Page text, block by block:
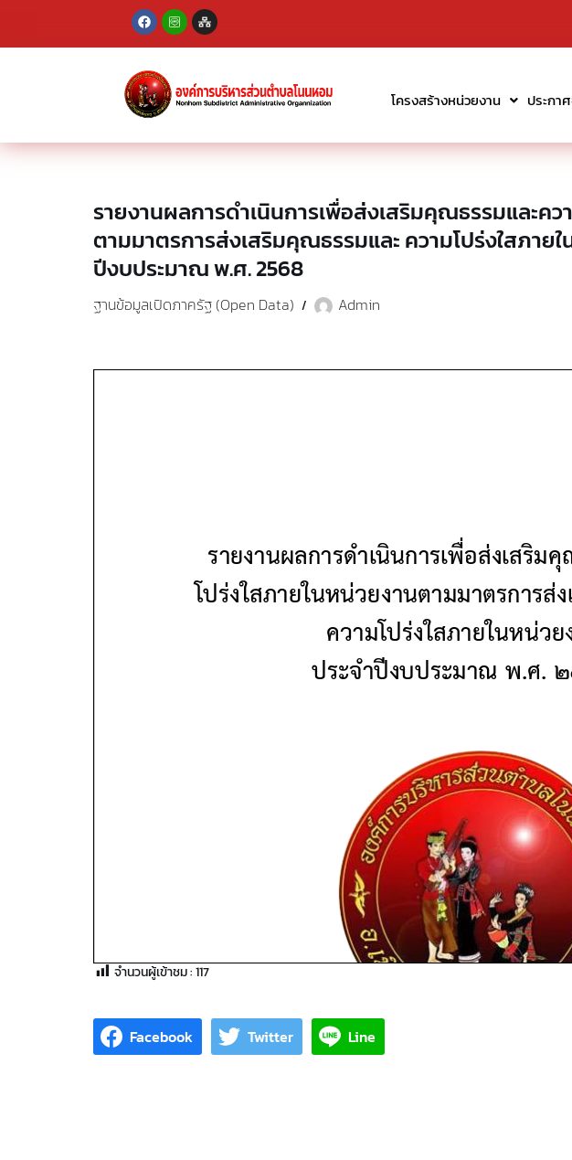
Skip
โครงสร้างหน่วยงาน ประกา
รายงานผลการดำเนินการเพื่อส่งเสริมคุณธรรมและคว
ตามมาตรการส่งเสริมคุณธรรมและ ความโปร่งใสภายใ
ปีงบประมาณ พ.ศ. 2568
ฐานข้อมูลเปิดภาครัฐ (Open Data) Admin
จำนวนผู้เข้าชม :117
Facebook Twitter Line